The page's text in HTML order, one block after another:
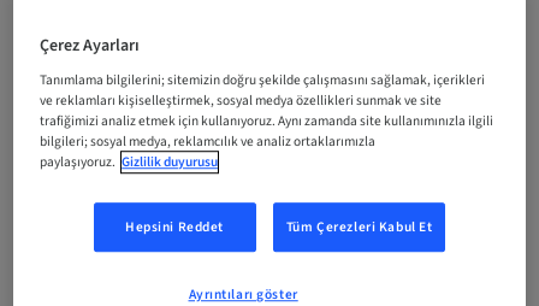
Kayıt Son Tarihi
16. Eki 2026 (UTC+1)
Katılımcı başına Ücret (yerel vergiler geçerlidir)
AUD 6995.00
Dil
Çerez Ayarları
Tanımlama bilgilerini; sitemizin doğru şekilde çalışmasını sağlamak, içerikleri
ve reklamları kişiselleştirmek, sosyal medya özellikleri sunmak ve site
trafiğimizi analiz etmek için kullanıyoruz. Aynı zamanda site kullanımınızla ilgili
bilgileri; sosyal medya, reklamcılık ve analiz ortaklarımızla
paylaşıyoruz. Gizlilik duyurusu
Hepsini Reddet Tüm Çerezleri Kabul Et
Ayrıntıları göster